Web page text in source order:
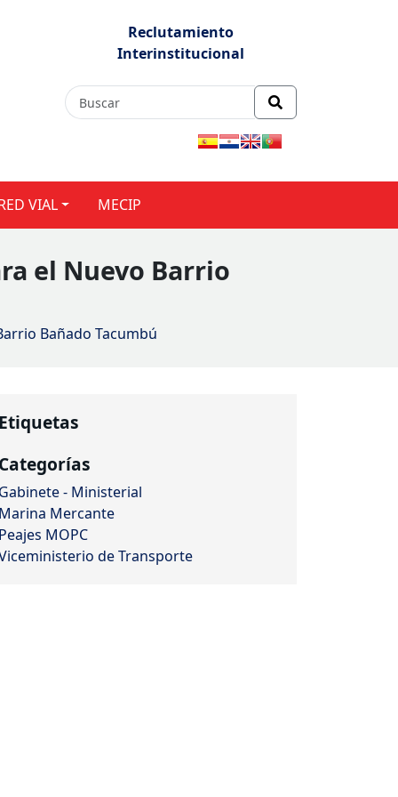
Reclutamiento
Interinstitucional
VIAL MECIP
el Nuevo Barrio
Bañado Tacumbú
Etiquetas
Categorías
Gabinete - Ministerial
Marina Mercante
Peajes MOPC
de Transporte